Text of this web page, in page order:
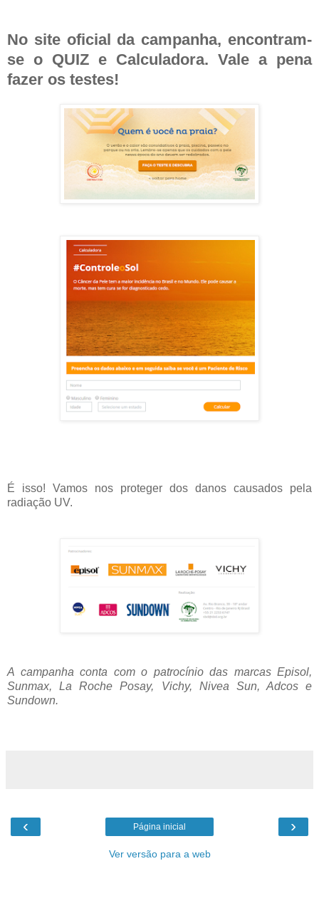
No site oficial da campanha, encontram-
se o QUIZ e Calculadora. Vale a pena
fazer os testes!
É isso! Vamos nos proteger dos danos causados pela
radiação UV.
A campanha conta com o patrocínio das marcas Episol,
Sunmax, La Roche Posay, Vichy, Nivea Sun, Adcos e
Sundown.
‹ ›
Página inicial
Ver versão para a web